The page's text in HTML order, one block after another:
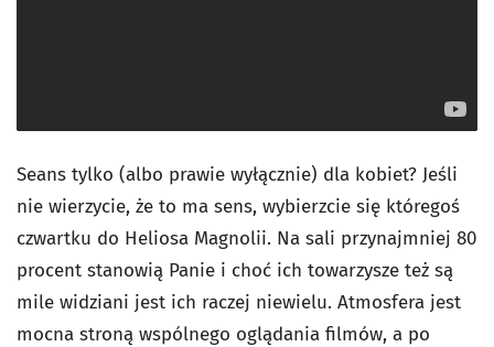
Seans tylko (albo prawie wyłącznie) dla kobiet? Jeśli
nie wierzycie, że to ma sens, wybierzcie się któregoś
czwartku do Heliosa Magnolii. Na sali przynajmniej 80
procent stanowią Panie i choć ich towarzysze też są
mile widziani jest ich raczej niewielu. Atmosfera jest
mocna stroną wspólnego oglądania filmów, a po